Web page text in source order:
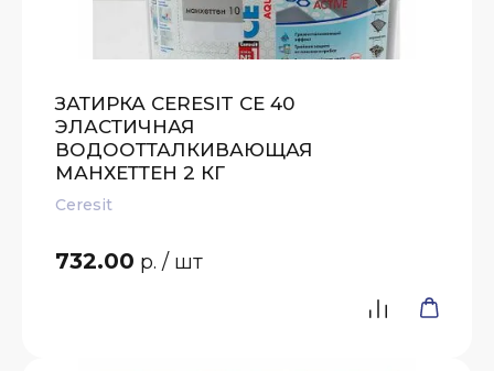
ЗАТИРКА CERESIT CE 40
ЭЛАСТИЧНАЯ
ВОДООТТАЛКИВАЮЩАЯ
МАНХЕТТЕН 2 КГ
Ceresit
732.00 р. / шт